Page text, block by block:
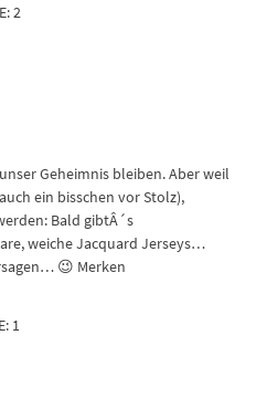
2
Geheimnis bleiben. Aber weil
ein bisschen vor Stolz),
Bald gibtÂ´s
weiche Jacquard Jerseys…
😉 Merken
1